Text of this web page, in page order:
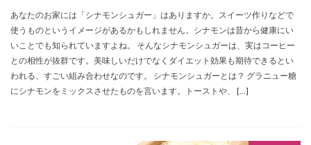
あなたのお家には「シナモンシュガー」はありますか。スイーツ作りなどで
使うものというイメージがあるかもしれません。シナモンは昔から健康にい
いことでも知られていますよね。 そんなシナモンシュガーは、実はコーヒー
との相性が抜群です。美味しいだけでなくダイエット効果も期待できるとい
われる、すごい組み合わせなのです。 シナモンシュガーとは？ グラニュー糖
にシナモンをミックスさせたものを言います。トーストや、 […]